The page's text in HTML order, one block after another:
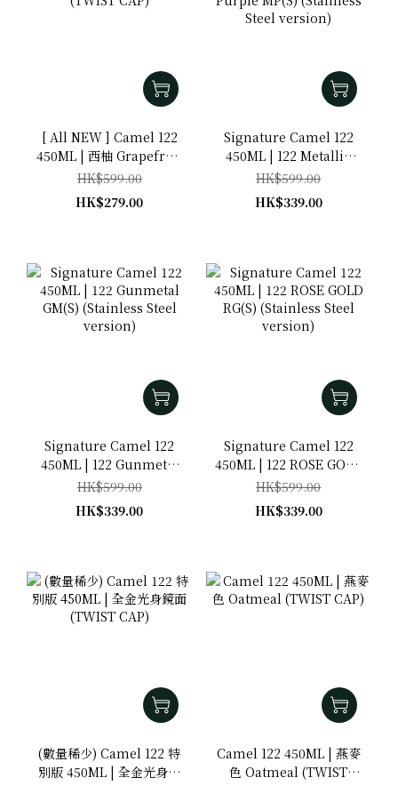
[ All NEW ] Camel 122
450ML | 西柚 Grapefruit
(TWIST CAP)
HK$599.00
HK$279.00
Signature Camel 122
450ML | 122 Metallic
Purple MP(S) (Stainless
Steel version)
HK$599.00
HK$339.00
Signature Camel 122
450ML | 122 Gunmetal
GM(S) (Stainless Steel
version)
HK$599.00
HK$339.00
Signature Camel 122
450ML | 122 ROSE GOLD
RG(S) (Stainless Steel
version)
HK$599.00
HK$339.00
(數量稀少) Camel 122 特
別版 450ML | 全金光身鏡
Camel 122 450ML | 燕麥
色 Oatmeal (TWIST